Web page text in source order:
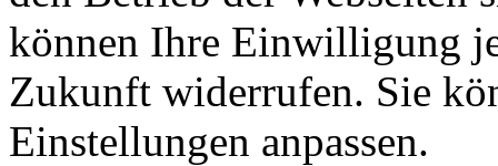
können Ihre Einwilligung
Zukunft widerrufen. Sie
Einstellungen anpassen.